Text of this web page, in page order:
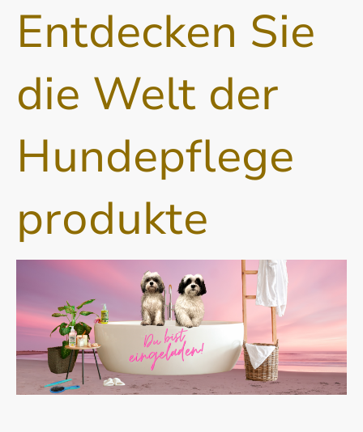
Entdecken Sie
die Welt der
Hundepflege
produkte